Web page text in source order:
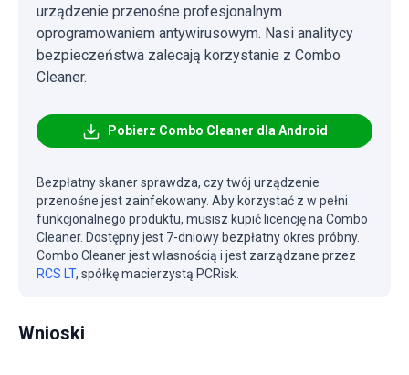
urządzenie przenośne profesjonalnym
oprogramowaniem antywirusowym. Nasi analitycy
bezpieczeństwa zalecają korzystanie z Combo
Cleaner.
Pobierz Combo Cleaner dla Android
Bezpłatny skaner sprawdza, czy twój urządzenie
przenośne jest zainfekowany. Aby korzystać z w pełni
funkcjonalnego produktu, musisz kupić licencję na Combo
Cleaner. Dostępny jest 7-dniowy bezpłatny okres próbny.
Combo Cleaner jest własnością i jest zarządzane przez
RCS LT, spółkę macierzystą PCRisk.
Wnioski